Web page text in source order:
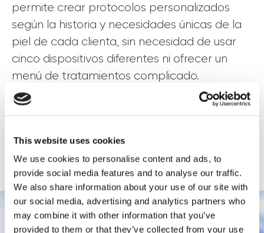
This website uses cookies
We use cookies to personalise content and ads, to
provide social media features and to analyse our traffic.
We also share information about your use of our site with
our social media, advertising and analytics partners who
may combine it with other information that you’ve
provided to them or that they’ve collected from your use
permite crear protocolos personalizados
según la historia y necesidades únicas de la
piel de cada clienta, sin necesidad de usar
cinco dispositivos diferentes ni ofrecer un
menú de tratamientos complicado.
Descubre más sobre
casos de éxito de
Verstand HD Pro para tratar piel
problemática, pigmentación y arrugas.